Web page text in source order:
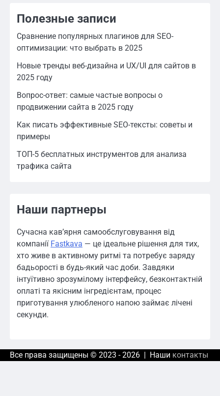
Полезные записи
Сравнение популярных плагинов для SEO-
оптимизации: что выбрать в 2025
Новые тренды веб-дизайна и UX/UI для сайтов в
2025 году
Вопрос-ответ: самые частые вопросы о
продвижении сайта в 2025 году
Как писать эффективные SEO-тексты: советы и
примеры
ТОП-5 бесплатных инструментов для анализа
трафика сайта
Наши партнеры
Сучасна кав’ярня самообслуговування від
компанії Fastkava — це ідеальне рішення для тих,
хто живе в активному ритмі та потребує заряду
бадьорості в будь-який час доби. Завдяки
інтуїтивно зрозумілому інтерфейсу, безконтактній
оплаті та якісним інгредієнтам, процес
приготування улюбленого напою займає лічені
секунди.
Все права защищены © 2023 - 2026 | Наши контакты